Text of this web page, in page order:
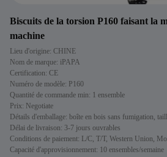
Biscuits de la torsion P160 faisant la
machine
Lieu d'origine: CHINE
Nom de marque: iPAPA
Certification: CE
Numéro de modèle: P160
Quantité de commande min: 1 ensemble
Prix: Negotiate
Détails d'emballage: boîte en bois sans fumigation,
Délai de livraison: 3-7 jours ouvrables
Conditions de paiement: L/C, T/T, Western Union,
Capacité d'approvisionnement: 10 ensembles/semaine